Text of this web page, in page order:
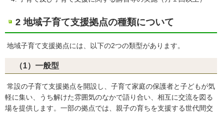
2 地域子育て支援拠点の種類について
地域子育て支援拠点には、以下の2つの類型があります。
（1）一般型
常設の子育て支援拠点を開設し、子育て家庭の保護者と子どもが気
軽に集い、うち解けた雰囲気のなかで語り合い、相互に交流を図る
場を提供します。一部の拠点では、親子の育ちを支援する世代間交